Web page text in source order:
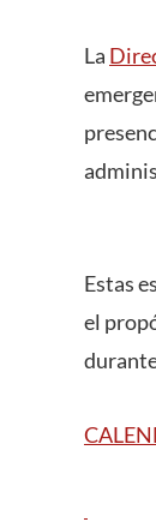
La
Estas
el